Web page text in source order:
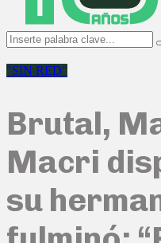
Search
for:
"SIN RED"
Brutal,
Macri
su